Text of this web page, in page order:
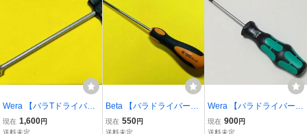
Wera 【バラTドライバ
ー】 T-ハンドル ナットド
ライバー 495T / 16ｘ230
現在 1,600円
Beta 【バラドライバー】
1272-③ トライアングル
グリップ：プラス 1272 /
現在 550円
Wera 【バラドライバー】
イジリ止め穴付き TORX
367BO / TX30
現在 900円